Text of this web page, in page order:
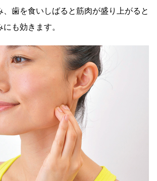
、歯を食いしばると筋肉が盛り上がると
も効きます。